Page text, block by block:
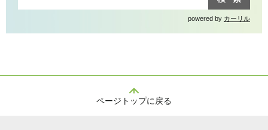
powered by カーリル
ページトップに戻る